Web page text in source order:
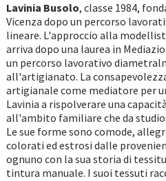
Lavinia Busolo, classe 1984,
Vicenza dopo un percorso
lineare. L'approccio alla
arriva dopo una laurea in
un percorso lavorativo
all'artigianato. La
artigianale come mediatore per
Lavinia a rispolverare una
all'ambito familiare che da
Le sue forme sono comode,
colorati ed estrosi dalle
ognuno con la sua storia di
tintura manuale. I suoi tessuti